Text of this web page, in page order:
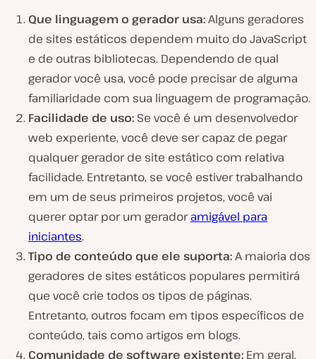
Que linguagem o gerador usa:Alguns geradores
de sites estáticos dependem muito do JavaScript
e de outras bibliotecas. Dependendo de qual
gerador você usa, você pode precisar de alguma
familiaridade com sua linguagem de programação.
Facilidade de uso: Se você é um desenvolvedor
web experiente, você deve ser capaz de pegar
qualquer gerador de site estático com relativa
facilidade. Entretanto, se você estiver trabalhando
em um de seus primeiros projetos, você vai
querer optar por um geradoramigável para
iniciantes.
Tipo de conteúdo que ele suporta:A maioria dos
geradores de sites estáticos populares permitirá
que você crie todos os tipos de páginas.
Entretanto, outros focam em tipos específicos de
conteúdo, tais como artigos em blogs.
Comunidade de software existente: Em geral,